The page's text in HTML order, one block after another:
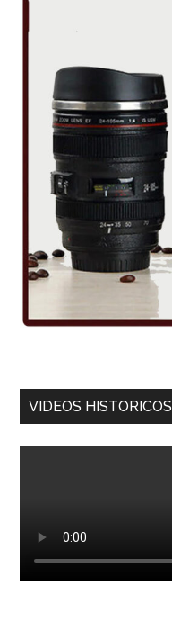
VIDEOS HISTORICOS